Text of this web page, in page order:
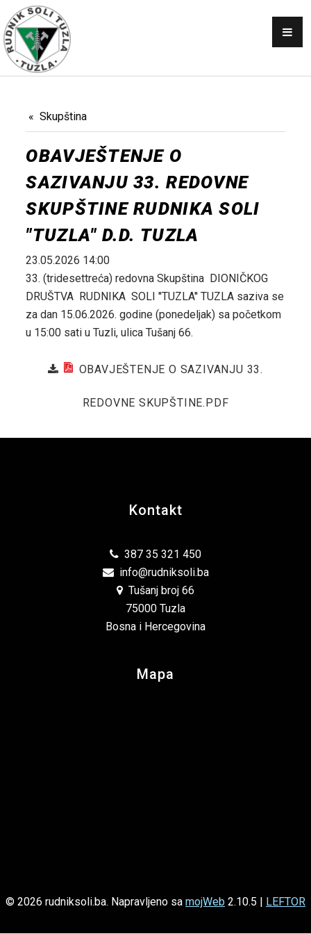
Skupština
OBAVJEŠTENJE O
SAZIVANJU 33. REDOVNE
SKUPŠTINE RUDNIKA SOLI
"TUZLA" D.D. TUZLA
23.05.2026 14:00
33. (tridesettreća) redovna Skupština DIONIČKOG
DRUŠTVA RUDNIKA SOLI ''TUZLA'' TUZLA saziva se
za dan 15.06.2026. godine (ponedeljak) sa početkom
u 15:00 sati u Tuzli, ulica Tušanj 66.
OBAVJEŠTENJE O SAZIVANJU 33.
REDOVNE SKUPŠTINE.PDF
Kontakt
387 35 321 450
info@rudniksoli.ba
Tušanj broj 66
75000 Tuzla
Bosna i Hercegovina
Mapa
© 2026 rudniksoli.ba. Napravljeno sa mojWeb 2.10.5 | LEFTOR
OBAVJEŠTENJA
SKUPŠTINA
NABAVKE
PRODAJA
GALERIJA
KONTAKT